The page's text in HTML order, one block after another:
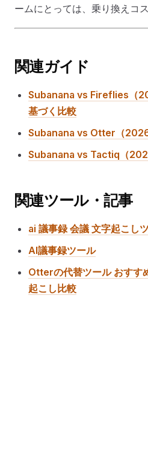
ームにとっては、乗り換えコ
関連ガイド
Subanana vs Fireflies（
基づく比較
Subanana vs Otter（2026
Subanana vs Tactiq（
関連ツール・記事
ai 議事録 会議 文字起こし
AI議事録ツール
Otterの代替ツール おすす
起こし比較